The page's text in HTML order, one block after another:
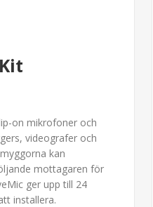
on mikrofoner och
videografer och
kan
mottagaren för
ger upp till 24
installera.